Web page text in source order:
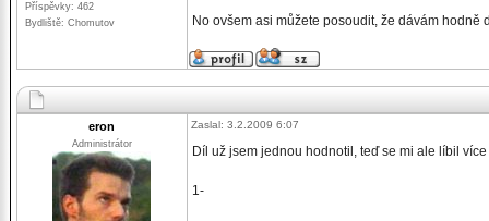
Příspěvky: 462
Bydliště: Chomutov
No ovšem asi můžete posoudit, že dávám hodně
eron
Administrátor
Zaslal: 3.2.2009 6:07
Díl už jsem jednou hodnotil, teď se mi ale líbil
1-